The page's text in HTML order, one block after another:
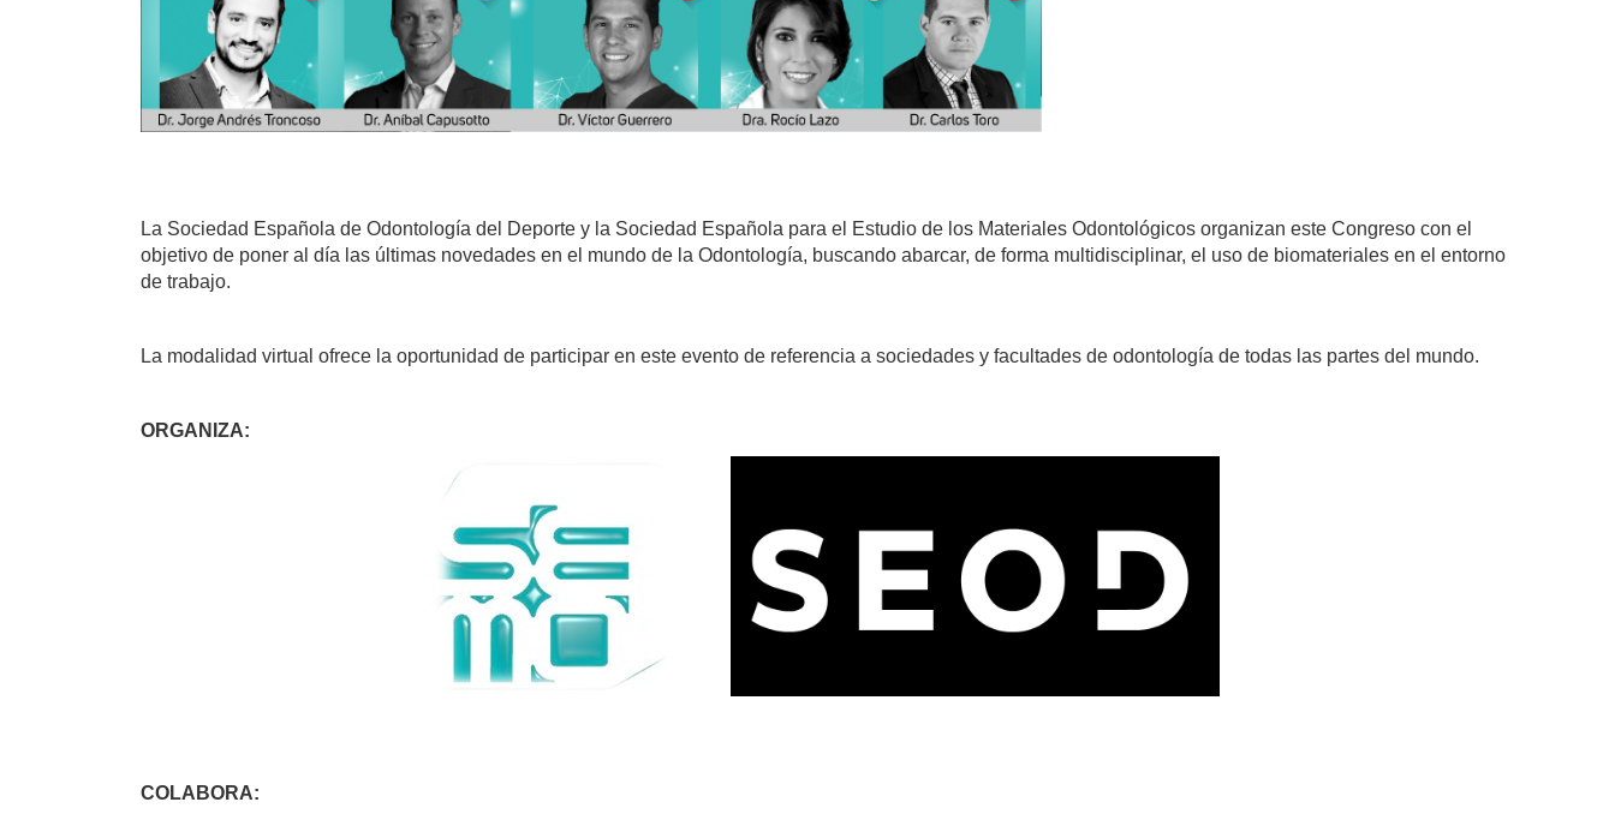
La Sociedad Española de Odontología del Deporte y la Sociedad Española para el Estudio de los Materiales Odontológicos organizan este Congreso con el
objetivo de poner al día las últimas novedades en el mundo de la Odontología, buscando abarcar, de forma multidisciplinar, el uso de biomateriales en el entorno
de trabajo.
La modalidad virtual ofrece la oportunidad de participar en este evento de referencia a sociedades y facultades de odontología de todas las partes del mundo.
ORGANIZA:
COLABORA: